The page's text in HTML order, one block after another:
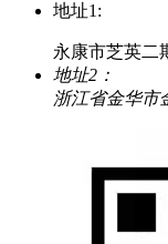
地址1:
永康市芝英二
地址2：
浙江省金华市